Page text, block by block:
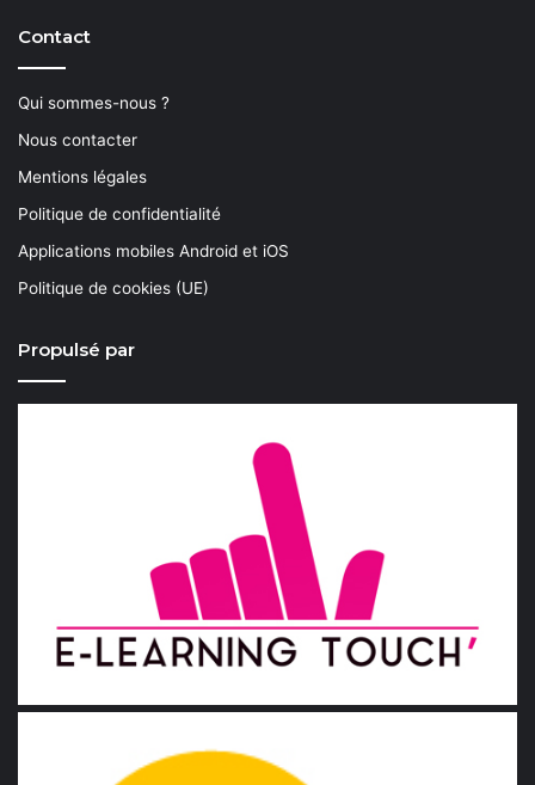
Contact
Qui sommes-nous ?
Nous contacter
Mentions légales
Politique de confidentialité
Applications mobiles Android et iOS
Politique de cookies (UE)
Propulsé par